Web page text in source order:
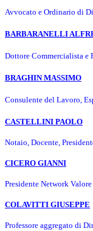
Avvocato e Ordinario di
BARBARANELLI
Dottore Commercialista e
BRAGHIN MASSIMO
Consulente del Lavoro,
CASTELLINI PAOLO
Notaio, Docente,
CICERO GIANNI
Presidente Network Valore
COLAVITTI GIUSEPPE
Professore aggregato di